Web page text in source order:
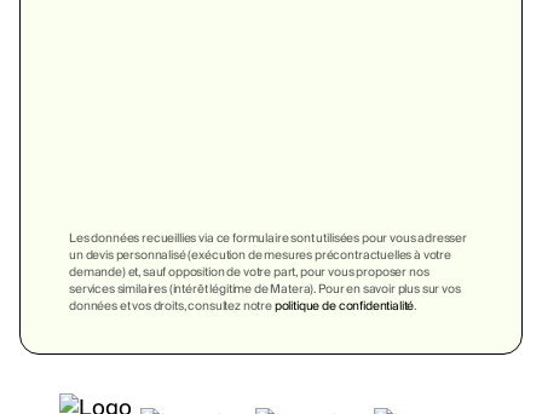
Les données recueillies via ce formulaire sont utilisées pour vous adresser
un devis personnalisé (exécution de mesures précontractuelles à votre
demande) et, sauf opposition de votre part, pour vous proposer nos
services similaires (intérêt légitime de Matera). Pour en savoir plus sur vos
données et vos droits, consultez notrepolitique de confidentialité.